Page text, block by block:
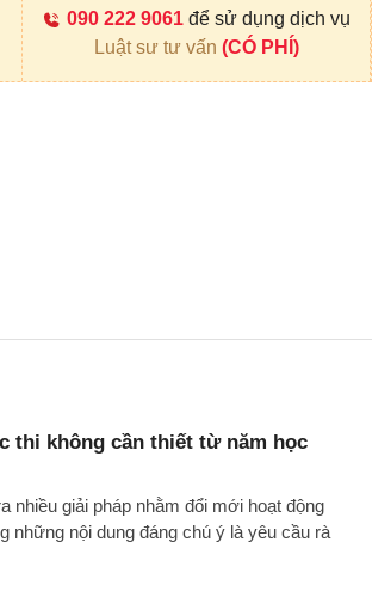
090 222 9061 để sử dụng dịch vụ
Luật sư tư vấn (CÓ PHÍ)
thi không cần thiết từ năm học
nhiều giải pháp nhằm đổi mới hoạt động
những nội dung đáng chú ý là yêu cầu rà